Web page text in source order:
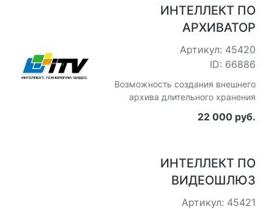
ИНТЕЛЛЕКТ ПО
АРХИВАТОР
Артикул: 45420
ID: 66886
Возможность создания внешнего
архива длительного хранения
22 000 руб.
ИНТЕЛЛЕКТ ПО
ВИДЕОШЛЮЗ
Артикул: 45421